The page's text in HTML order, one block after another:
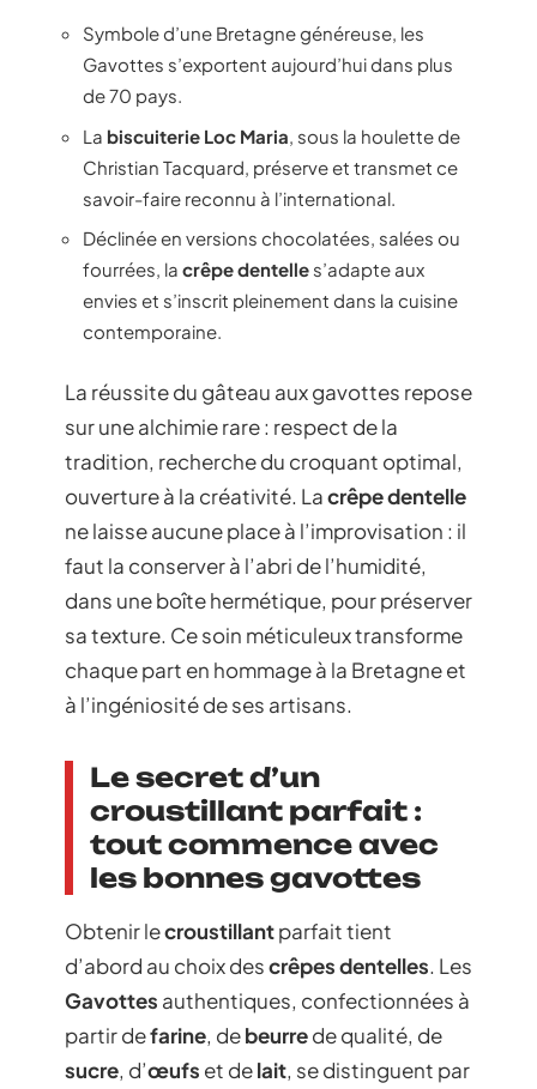
Symbole d’une Bretagne généreuse, les
Gavottes s’exportent aujourd’hui dans plus
de 70 pays.
La biscuiterie Loc Maria , sous la houlette de
Christian Tacquard, préserve et transmet ce
savoir-faire reconnu à l’international.
Déclinée en versions chocolatées, salées ou
fourrées, la crêpe dentelle s’adapte aux
envies et s’inscrit pleinement dans la cuisine
contemporaine.
La réussite du gâteau aux gavottes repose
sur une alchimie rare : respect de la
tradition, recherche du croquant optimal,
ouverture à la créativité. Lacrêpe dentelle
ne laisse aucune place à l’improvisation : il
faut la conserver à l’abri de l’humidité,
dans une boîte hermétique, pour préserver
sa texture. Ce soin méticuleux transforme
chaque part en hommage à la Bretagne et
à l’ingéniosité de ses artisans.
Le secret d’un
croustillant parfait :
tout commence avec
les bonnes gavottes
Obtenir lecroustillantparfait tient
d’abord au choix descrêpes dentelles. Les
Gavottes authentiques, confectionnées à
partir defarine, debeurrede qualité, de
sucre, d’œufs et delait, se distinguent par